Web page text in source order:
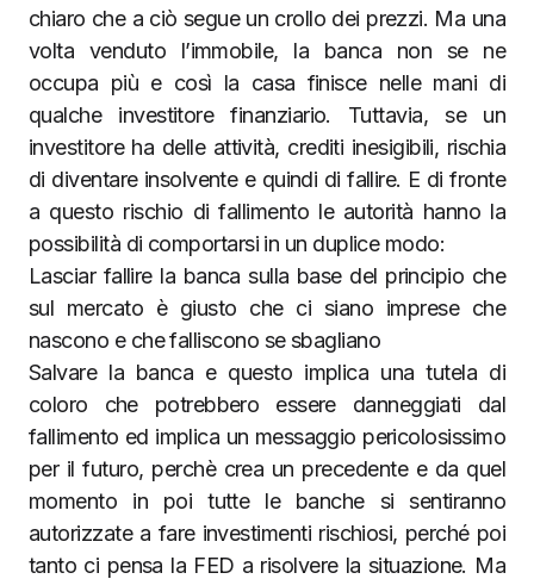
chiaro che a ciò segue un crollo dei prezzi. Ma una
volta venduto l’immobile, la banca non se ne
occupa più e così la casa finisce nelle mani di
qualche investitore finanziario. Tuttavia, se un
investitore ha delle attività, crediti inesigibili, rischia
di diventare insolvente e quindi di fallire. E di fronte
a questo rischio di fallimento le autorità hanno la
possibilità di comportarsi in un duplice modo:
Lasciar fallire la banca sulla base del principio che
sul mercato è giusto che ci siano imprese che
nascono e che falliscono se sbagliano
Salvare la banca e questo implica una tutela di
coloro che potrebbero essere danneggiati dal
fallimento ed implica un messaggio pericolosissimo
per il futuro, perchè crea un precedente e da quel
momento in poi tutte le banche si sentiranno
autorizzate a fare investimenti rischiosi, perché poi
tanto ci pensa la FED a risolvere la situazione. Ma